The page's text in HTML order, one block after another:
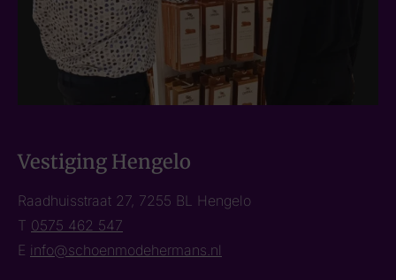
Vestiging Hengelo
Raadhuisstraat 27, 7255 BL Hengelo
T 0575 462 547
E info@schoenmodehermans.nl